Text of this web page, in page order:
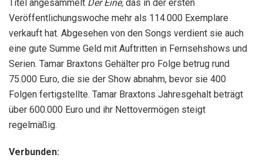
Titel angesammelt Der Eine, das in der ersten
Veröffentlichungswoche mehr als 114.000 Exemplare
verkauft hat. Abgesehen von den Songs verdient sie auch
eine gute Summe Geld mit Auftritten in Fernsehshows und
Serien. Tamar Braxtons Gehälter pro Folge betrug rund
75.000 Euro, die sie der Show abnahm, bevor sie 400
Folgen fertigstellte. Tamar Braxtons Jahresgehalt beträgt
über 600.000 Euro und ihr Nettovermögen steigt
regelmäßig.
Verbunden: